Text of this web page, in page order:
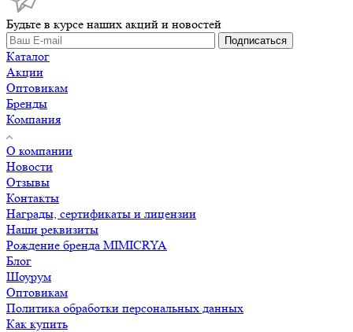
Будьте в курсе наших акций и новостей
Подписаться
Каталог
Акции
Оптовикам
Бренды
Компания
О компании
Новости
Отзывы
Контакты
Награды, сертификаты и лицензии
Наши реквизиты
Рождение бренда MIMICRYA
Блог
Шоурум
Оптовикам
Политика обработки персональных данных
Как купить